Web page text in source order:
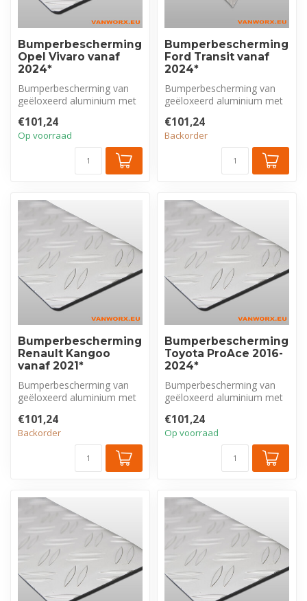
Bumperbescherming
Opel Vivaro vanaf
2024*
Bumperbescherming van
geëloxeerd aluminium met
Ope...
€101,24
Op voorraad
Bumperbescherming
Ford Transit vanaf
2024*
Bumperbescherming van
geëloxeerd aluminium met
For...
€101,24
Backorder
Bumperbescherming
Renault Kangoo
vanaf 2021*
Bumperbescherming van
geëloxeerd aluminium met
Ren...
€101,24
Backorder
Bumperbescherming
Toyota ProAce 2016-
2024*
Bumperbescherming van
geëloxeerd aluminium met
Toy...
€101,24
Op voorraad